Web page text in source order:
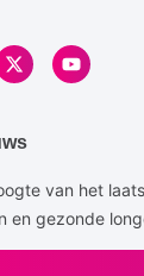
van het
en gezonde